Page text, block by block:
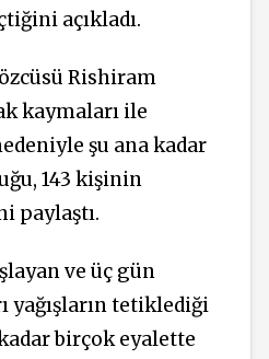
açıkladı.
Rishiram
kaymaları ile
şu ana kadar
143 kişinin
paylaştı.
ve üç gün
yağışların tetiklediği
birçok eyalette